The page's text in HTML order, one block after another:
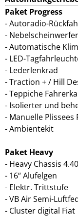
Paket Progress
Autoradio-
Nebelscheinwerfer
Automatische
LED-
Lederlenkrad
Traction + / Hill
Teppiche
Isolierter und
Manuelle Plissees
Ambientekit
Paket Heavy
Heavy Chassis
16“ Alufelgen
Elektr. Trittstufe
VB Air Semi-
Cluster digital Fiat